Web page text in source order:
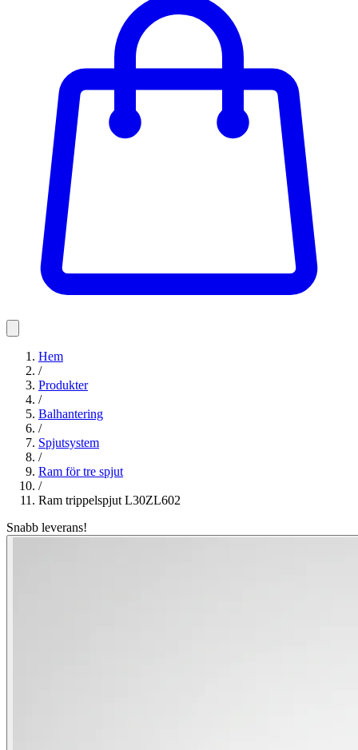
Hem
/
Produkter
/
Balhantering
/
Spjutsystem
/
Ram för tre spjut
/
Ram trippelspjut L30ZL602
Snabb leverans!